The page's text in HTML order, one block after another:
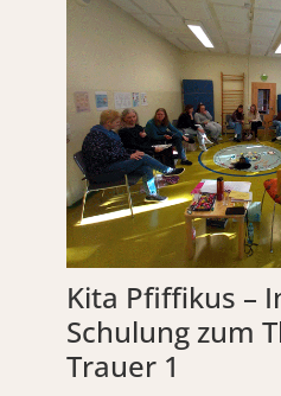
Kita Pfiffikus –
Schulung zum
Trauer 1